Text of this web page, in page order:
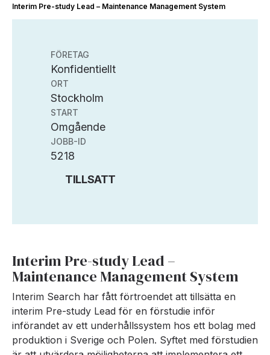
Interim Pre-study Lead – Maintenance Management System
FÖRETAG
Konfidentiellt
ORT
Stockholm
START
Omgående
JOBB-ID
5218
TILLSATT
Interim Pre-study Lead –
Maintenance Management System
Interim Search har fått förtroendet att tillsätta en
interim Pre-study Lead för en förstudie inför
införandet av ett underhållssystem hos ett bolag med
produktion i Sverige och Polen. Syftet med förstudien